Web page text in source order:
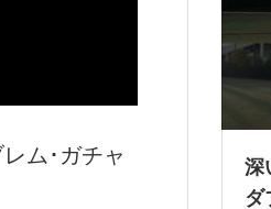
ム･ガチャ
深
ダ